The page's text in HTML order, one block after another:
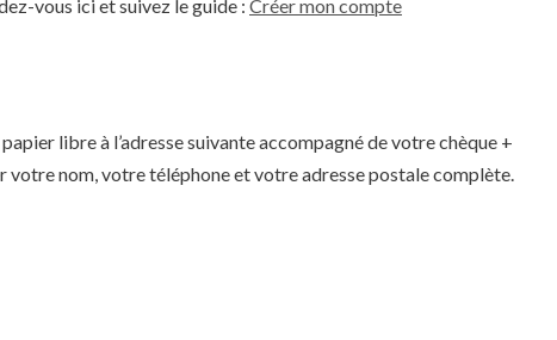
vous ici et suivez le guide : Créer mon compte
libre à l’adresse suivante accompagné de votre chèque +
votre nom, votre téléphone et votre adresse postale complète.